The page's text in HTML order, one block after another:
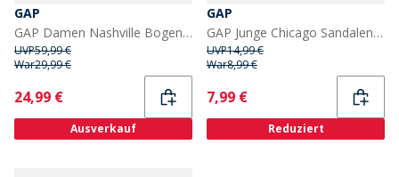
GAP
GAP Damen Nashville Bogen Logo Turnschuhe Sand
UVP59,99 €
War29,99 €
Current
24,99 €
Ausverkauf
GAP
GAP Junge Chicago Sandalen Elysian Blue
UVP14,99 €
War8,99 €
Current
7,99 €
Reduziert